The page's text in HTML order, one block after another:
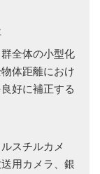
全体の小型化
体距離におけ
好に補正する
スチルカメ
用カメラ、銀